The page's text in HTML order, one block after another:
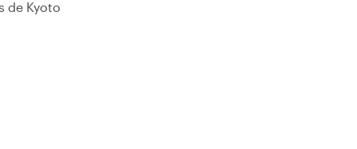
de Kyoto